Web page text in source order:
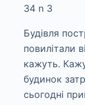
Будівля
повилітали
кажуть.
будинок
сьогодні